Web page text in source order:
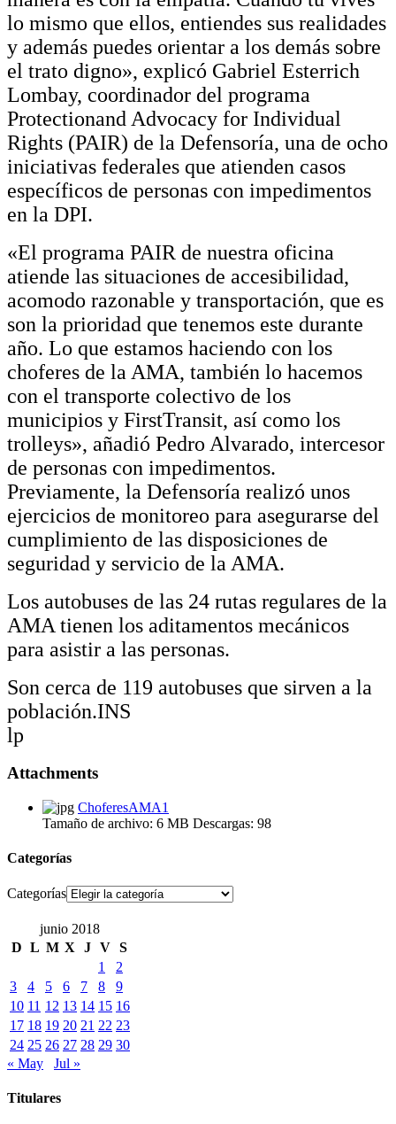
lo mismo que ellos, entiendes sus realidades
y además puedes orientar a los demás sobre
el trato digno», explicó Gabriel Esterrich
Lombay, coordinador del programa
Protectionand Advocacy for Individual
Rights (PAIR) de la Defensoría, una de ocho
iniciativas federales que atienden casos
específicos de personas con impedimentos
en la DPI.
«El programa PAIR de nuestra oficina
atiende las situaciones de accesibilidad,
acomodo razonable y transportación, que es
son la prioridad que tenemos este durante
año. Lo que estamos haciendo con los
choferes de la AMA, también lo hacemos
con el transporte colectivo de los
municipios y FirstTransit, así como los
trolleys», añadió Pedro Alvarado, intercesor
de personas con impedimentos.
Previamente, la Defensoría realizó unos
ejercicios de monitoreo para asegurarse del
cumplimiento de las disposiciones de
seguridad y servicio de la AMA.
Los autobuses de las 24 rutas regulares de la
AMA tienen los aditamentos mecánicos
para asistir a las personas.
Son cerca de 119 autobuses que sirven a la
población.INS
lp
Attachments
ChoferesAMA1
Tamaño de archivo: 6 MB Descargas: 98
Categorías
Categorías
junio 2018
D L M X J V S
1
2
3
4 5 6 7 8
9
10 11 12 13 14 15 16
17 18 19 20 21 22 23
24 25 26 27 28 29 30
« May
Jul »
Titulares